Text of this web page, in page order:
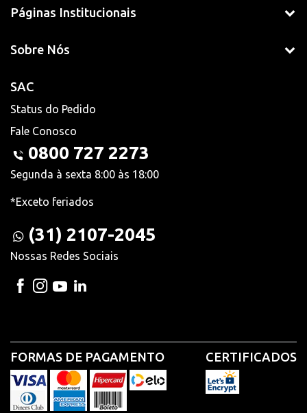
Páginas Institucionais
Sobre Nós
SAC
Status do Pedido
Fale Conosco
0800 727 2273
Segunda à sexta 8:00 às 18:00
*Exceto feriados
(31) 2107-2045
Nossas Redes Sociais
FORMAS DE PAGAMENTO CERTIFICADOS